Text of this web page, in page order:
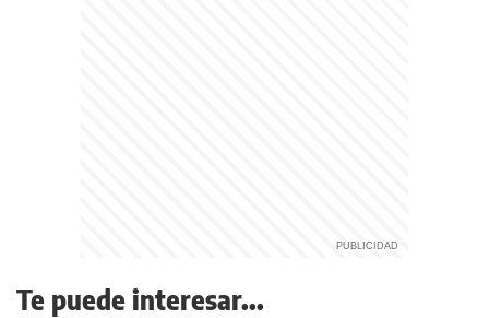
Te puede interesar...